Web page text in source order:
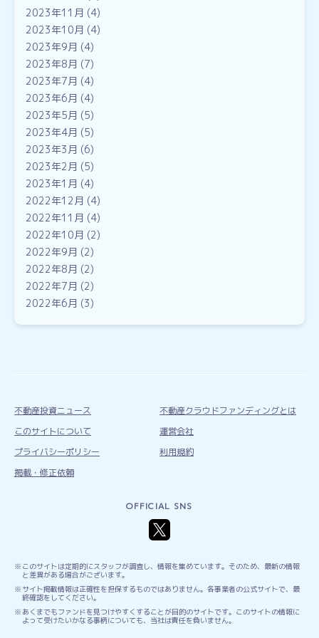
2023年11月 (4)
2023年10月 (4)
2023年9月 (4)
2023年8月 (7)
2023年7月 (4)
2023年6月 (4)
2023年5月 (5)
2023年4月 (5)
2023年3月 (6)
2023年2月 (5)
2023年1月 (4)
2022年12月 (4)
2022年11月 (4)
2022年10月 (2)
2022年9月 (2)
2022年8月 (2)
2022年7月 (2)
2022年6月 (3)
不動産投資ニュース
不動産クラウドファンディングとは
このサイトについて
運営会社
プライバシーポリシー
利用規約
掲載・修正依頼
OFFICIAL SNS
このサイトは定期的にスタッフが調査し、情報を集めています。そのため、最新の情報
と差異がある場合がございます。
サイト掲載情報は正確性を担保するものではありません。各事業者の公式サイトで、最
終確認をしてください。
あくまでもファンドを見つけやすくすることが目的のサイトです。このサイトの情報に
よって受けたいかなる事柄についても、当社は責任を負いません。